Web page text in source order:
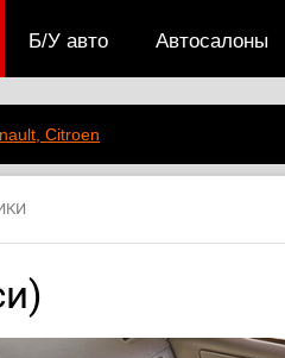
Автосалоны
Б/У авто
Citroen